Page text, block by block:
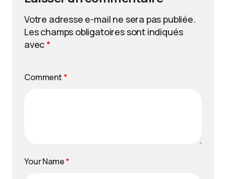
Votre adresse e-mail ne sera pas publiée.
Les champs obligatoires sont indiqués
avec*
Comment *
Your Name*